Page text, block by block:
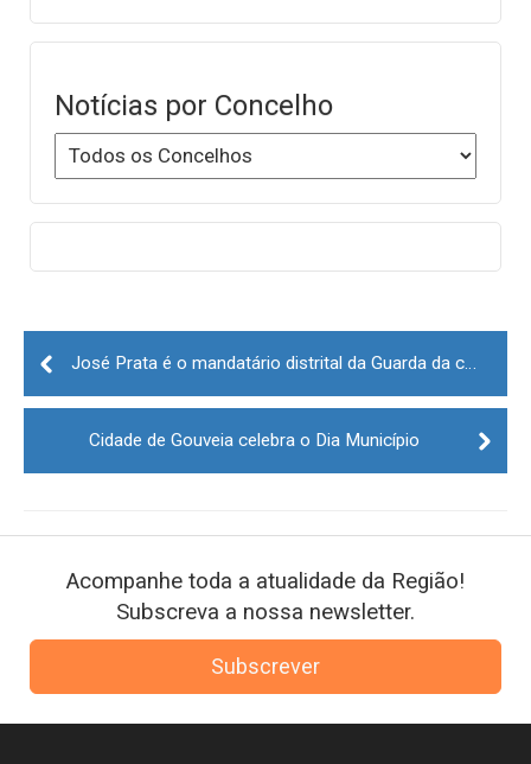
Notícias por Concelho
Post
navigation
Cidade de Gouveia celebra o Dia Município
Acompanhe toda a atualidade da Região!
Subscreva a nossa newsletter.
Subscrever